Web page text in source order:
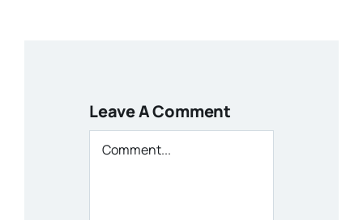
Leave A Comment
Comment